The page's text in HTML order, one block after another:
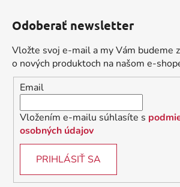
e
p
r
v
k
y
v
ý
e
Odoberať newsletter
Vložte svoj e-mail a my Vám budeme
o nových produktoch na našom e-
Email
Vložením e-mailu súhlasíte s
osobných údajov
PRIHLÁSIŤ SA